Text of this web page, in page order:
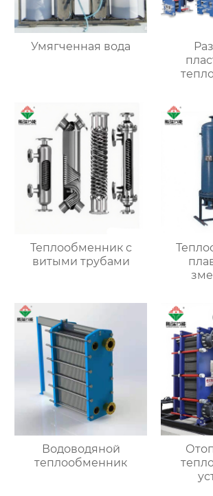
Умягченная вода
Теплообменник с
витыми трубами
Водоводяной
теплообменник